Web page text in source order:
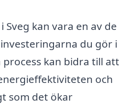
kan vara en av de
du gör i
kan bidra till att
och
som det ökar